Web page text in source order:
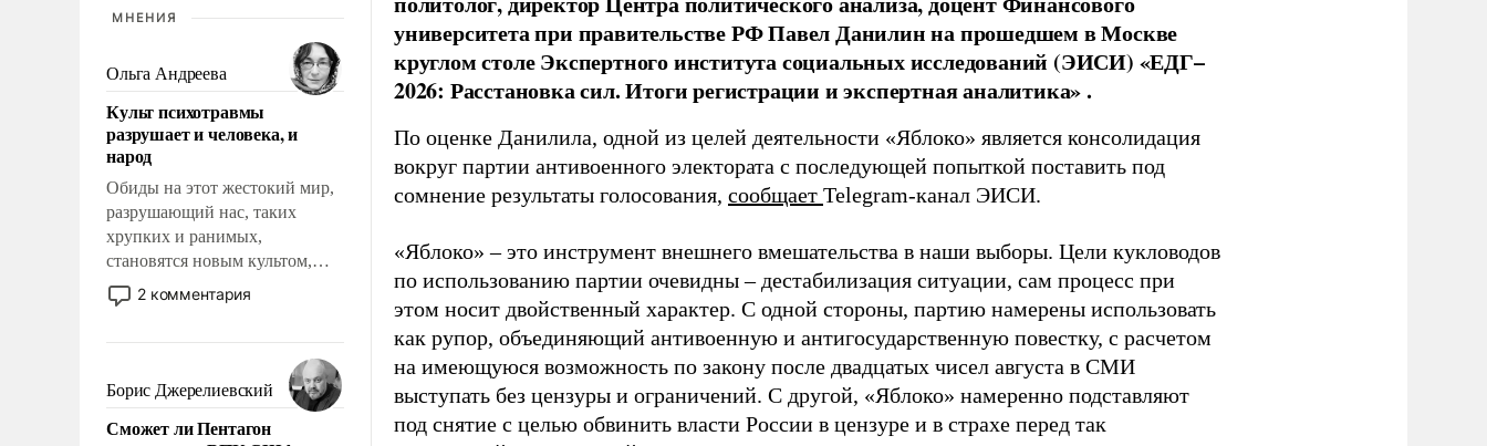
МНЕНИЯ
Ольга Андреева
Культ психотравмы
разрушает и человека, и
народ
Обиды на этот жестокий мир,
разрушающий нас, таких
хрупких и ранимых,
становятся новым культом,
постепенно вытесняя и
отменяя традиционное
мужественным и твердым под
ударами судьбы, брать на себя
ответственность, помогать
слабым, идти вперед и
2 комментария
Борис Джерелиевский
Сможет ли Пентагон
университета при правительстве РФ Павел Данилин на прошедшем в Москве
круглом столе Экспертного института социальных исследований (ЭИСИ) «ЕДГ–
2026: Расстановка сил. Итоги регистрации и экспертная аналитика» .
По оценке Данилила, одной из целей деятельности «Яблоко» является консолидация
вокруг партии антивоенного электората с последующей попыткой поставить под
сомнение результаты голосования, сообщает Telegram-канал ЭИСИ.
«Яблоко» – это инструмент внешнего вмешательства в наши выборы. Цели кукловодов
по использованию партии очевидны – дестабилизация ситуации, сам процесс при
этом носит двойственный характер. С одной стороны, партию намерены использовать
как рупор, объединяющий антивоенную и антигосударственную повестку, с расчетом
на имеющуюся возможность по закону после двадцатых чисел августа в СМИ
выступать без цензуры и ограничений. С другой, «Яблоко» намеренно подставляют
под снятие с целью обвинить власти России в цензуре и в страхе перед так